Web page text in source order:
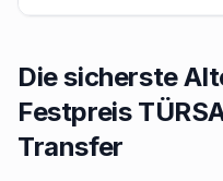
Die sicherste
Festpreis
Transfer